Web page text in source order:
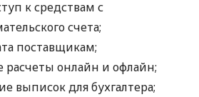
к средствам с
счета;
поставщикам;
расчеты онлайн и офлайн;
выписок для бухгалтера;